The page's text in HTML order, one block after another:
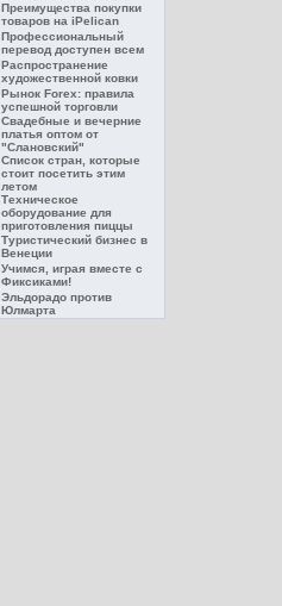
Преимущества покупки
товаров на iPelican
Профессиональный
перевод доступен всем
Распространение
художественной ковки
Рынок Forex: правила
успешной торговли
Свадебные и вечерние
платья оптом от
"Слановский"
Список стран, которые
стоит посетить этим
летом
Техническое
оборудование для
приготовления пиццы
Туристический бизнес в
Венеции
Учимся, играя вместе с
Фиксиками!
Эльдорадо против
Юлмарта